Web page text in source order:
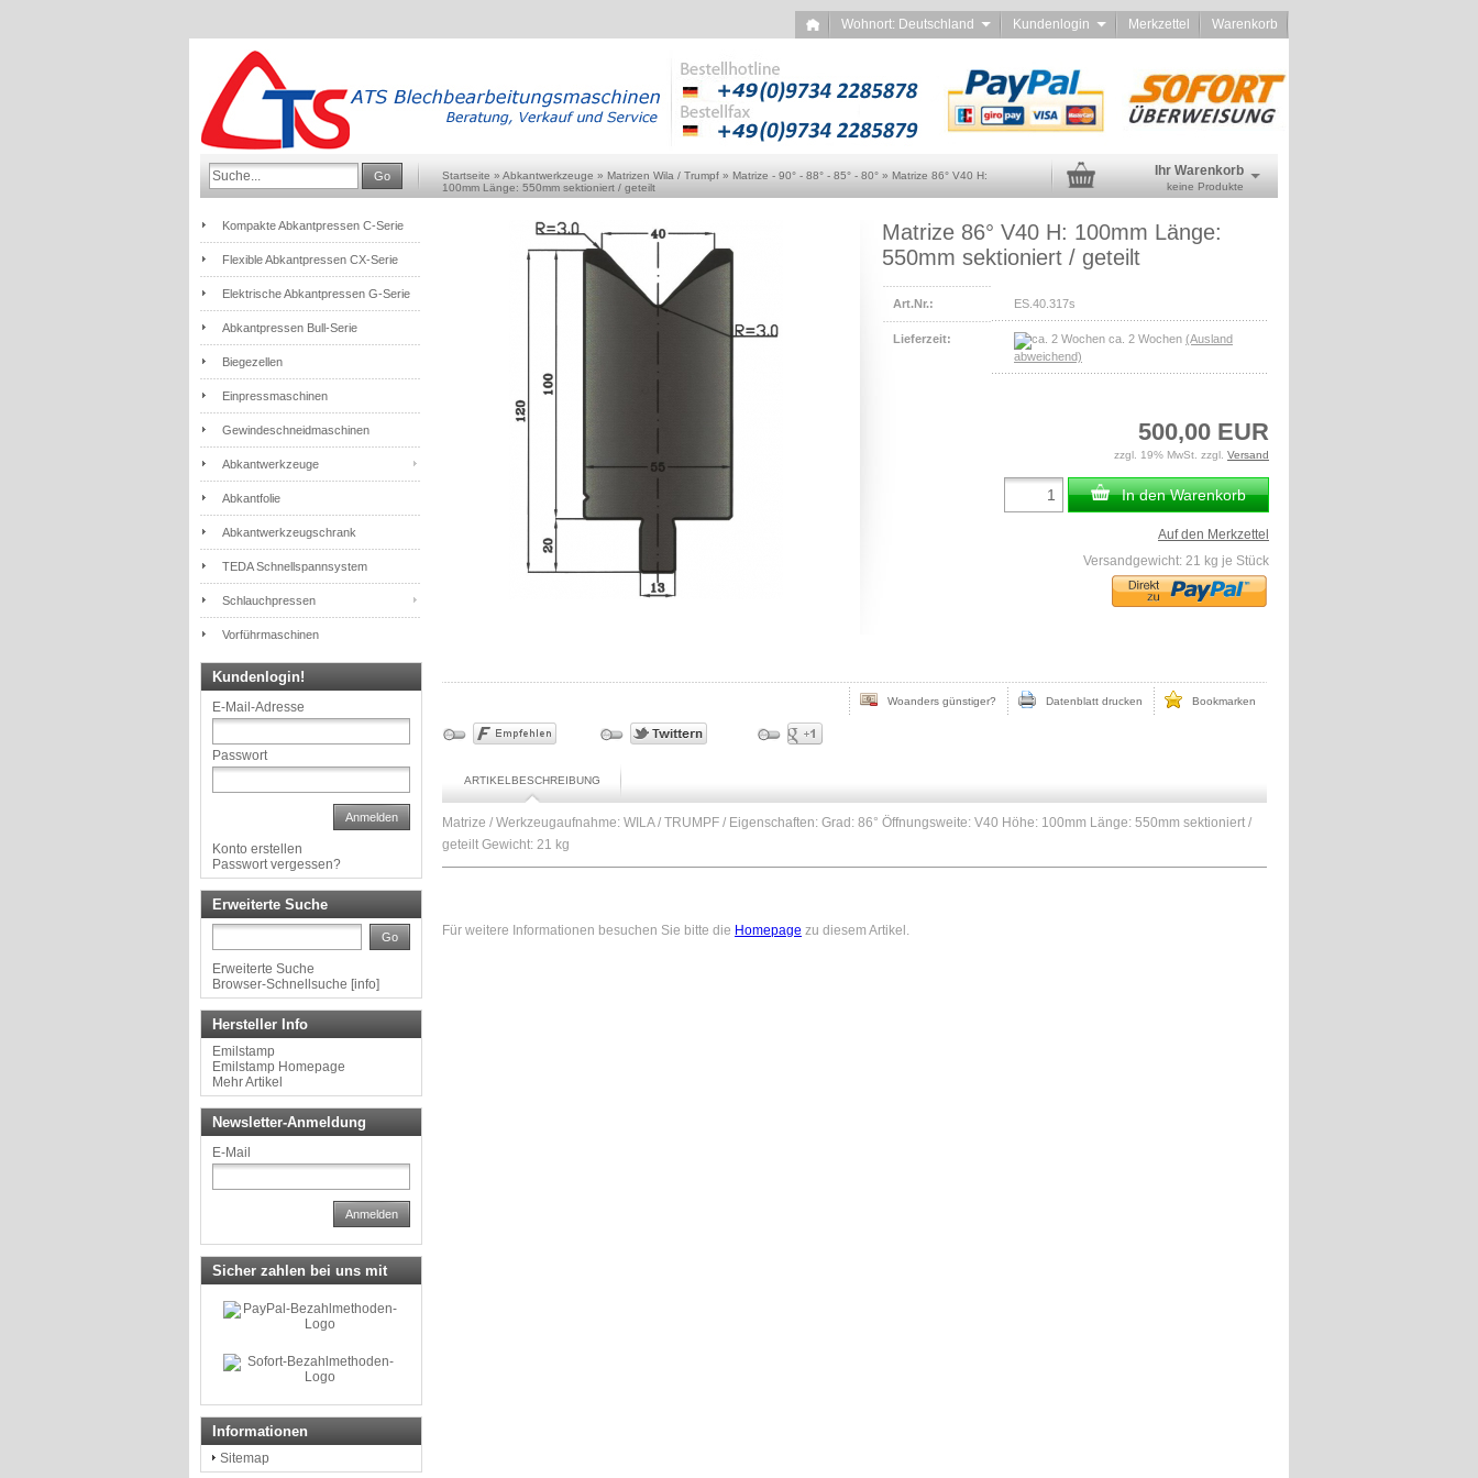
Wohnort: Deutschland Kundenlogin Merkzettel Warenkorb
Go Startseite » Abkantwerkzeuge » Matrizen Wila / Trumpf » Matrize - 90° - 88° - 85° - 80° » Matrize 86° V40 H:
100mm Länge: 550mm sektioniert / geteilt
Ihr Warenkorb
keine Produkte
Matrize 86° V40 H: 100mm Länge:
550mm sektioniert / geteilt
Art.Nr.: ES.40.317s
Lieferzeit: ca. 2 Wochen (Ausland
abweichend)
500,00 EUR
zzgl. 19% MwSt. zzgl. Versand
In den Warenkorb
Auf den Merkzettel
Versandgewicht: 21 kg je Stück
Bookmarken
Datenblatt drucken
Woanders günstiger?
ARTIKELBESCHREIBUNG
Matrize / Werkzeugaufnahme: WILA / TRUMPF / Eigenschaften: Grad: 86° Öffnungsweite: V40 Höhe: 100mm Länge: 550mm sektioniert /
geteilt Gewicht: 21 kg
Für weitere Informationen besuchen Sie bitte die Homepage zu diesem Artikel.
Kompakte Abkantpressen C-Serie
Flexible Abkantpressen CX-Serie
Elektrische Abkantpressen G-Serie
Abkantpressen Bull-Serie
Biegezellen
Einpressmaschinen
Gewindeschneidmaschinen
Abkantwerkzeuge
Abkantfolie
Abkantwerkzeugschrank
TEDA Schnellspannsystem
Schlauchpressen
Vorführmaschinen
Kundenlogin!
E-Mail-Adresse
Passwort
Anmelden
Konto erstellen
Passwort vergessen?
Erweiterte Suche
Go
Erweiterte Suche
Browser-Schnellsuche [info]
Hersteller Info
Emilstamp
Emilstamp Homepage
Mehr Artikel
Newsletter-Anmeldung
E-Mail
Anmelden
Sicher zahlen bei uns mit
Informationen
Sitemap